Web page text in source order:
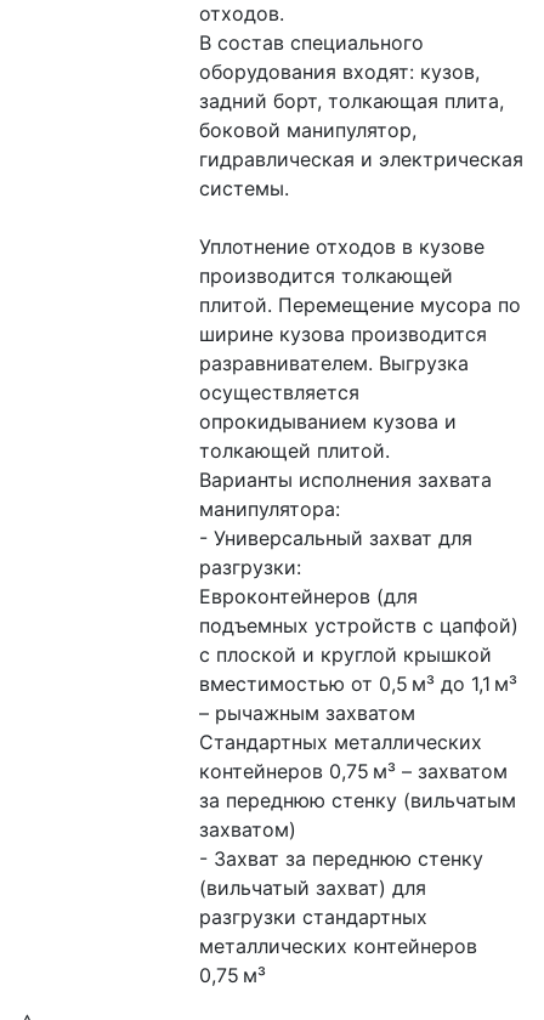
отходов.
В состав специального
оборудования входят: кузов,
задний борт, толкающая плита,
боковой манипулятор,
гидравлическая и электрическая
системы.
Уплотнение отходов в кузове
производится толкающей
плитой. Перемещение мусора по
ширине кузова производится
разравнивателем. Выгрузка
осуществляется
опрокидыванием кузова и
толкающей плитой.
Варианты исполнения захвата
манипулятора:
- Универсальный захват для
разгрузки:
Евроконтейнеров (для
подъемных устройств с цапфой)
с плоской и круглой крышкой
вместимостью от 0,5 м³ до 1,1 м³
– рычажным захватом
Стандартных металлических
контейнеров 0,75 м³ – захватом
за переднюю стенку (вильчатым
захватом)
- Захват за переднюю стенку
(вильчатый захват) для
разгрузки стандартных
металлических контейнеров
0,75 м³